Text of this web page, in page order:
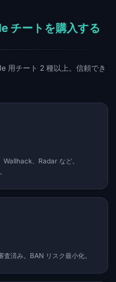
チートを購入する
用チート 2 種以上。信頼でき
、Radar など。
済み。BAN リスク最小化。